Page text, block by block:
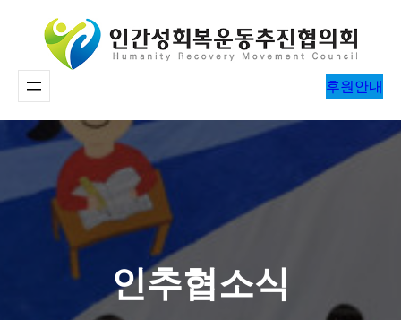
바
로
기
후원안내
인추협소식